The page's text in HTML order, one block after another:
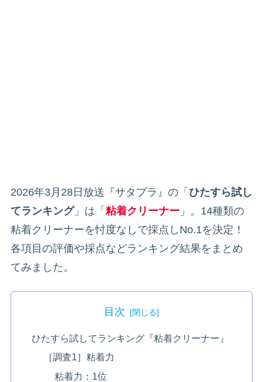
2026年3月28日放送『サタプラ』の「 ひたすら試し
てランキング」は「 粘着クリーナー 」。14種類の
粘着クリーナーを忖度なしで採点しNo.1を決定！
各項目の評価や採点などランキング結果をまとめ
てみました。
目次
ひたすら試してランキング『粘着クリーナー』
［調査1］粘着力
粘着力：1位